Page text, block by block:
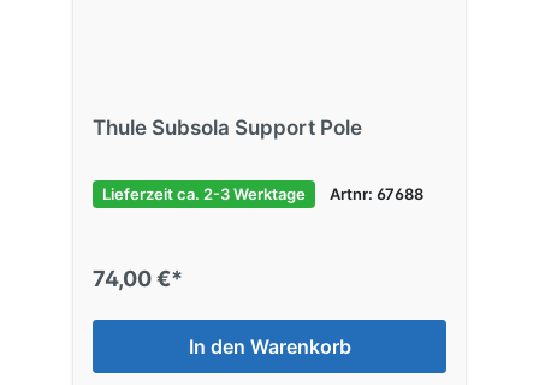
Thule Subsola Support Pole
Lieferzeit ca. 2-3 Werktage Artnr: 67688
74,00 €*
In den Warenkorb